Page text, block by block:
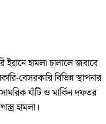
ইরানে হামলা চালালে জবাবে
বেসরকারি বিভিন্ন স্থাপনার
সামরিক ঘাঁটি ও মার্কিন দফতর
হামলা।